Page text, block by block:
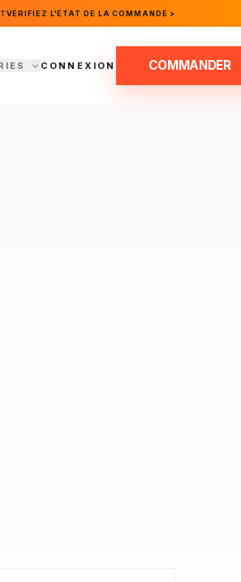
VÉRIFIEZ L'ÉTAT DE LA COMMANDE >
CONNEXION COMMANDER